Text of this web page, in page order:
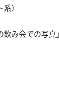
）
飲み会での写